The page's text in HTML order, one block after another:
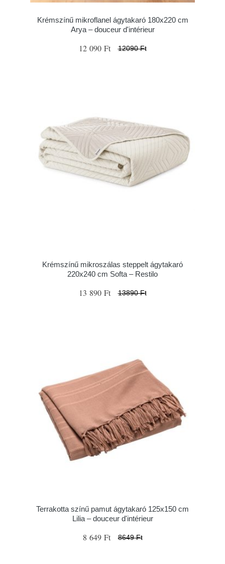
Krémszínű mikroflanel ágytakaró 180x220 cm
Arya – douceur d'intérieur
12 090 Ft 12090 Ft
Krémszínű mikroszálas steppelt ágytakaró
220x240 cm Softa – Restilo
13 890 Ft 13890 Ft
Terrakotta színű pamut ágytakaró 125x150 cm
Lilia – douceur d'intérieur
8 649 Ft 8649 Ft